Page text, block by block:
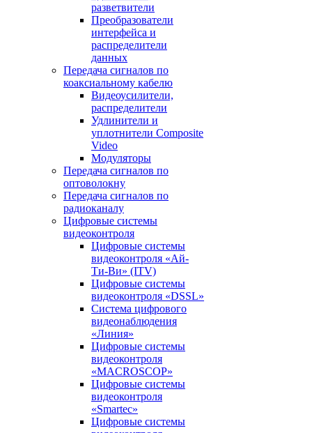
разветвители
Преобразователи
интерфейса и
распределители
данных
Передача сигналов по
коаксиальному кабелю
Видеоусилители,
распределители
Удлинители и
уплотнители Сomposite
Video
Модуляторы
Передача сигналов по
оптоволокну
Передача сигналов по
радиоканалу
Цифровые системы
видеоконтроля
Цифровые системы
видеоконтроля «Ай-
Ти-Ви» (ITV)
Цифровые системы
видеоконтроля «DSSL»
Система цифрового
видеонаблюдения
«Линия»
Цифровые системы
видеоконтроля
«MACROSCOP»
Цифровые системы
видеоконтроля
«Smartec»
Цифровые системы